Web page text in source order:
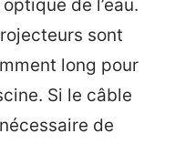
de l’eau.
sont
long pour
Si le câble
de